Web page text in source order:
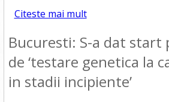
Citeste mai mult
Bucuresti: S-a dat start
de ‘testare genetica la
in stadii incipiente’